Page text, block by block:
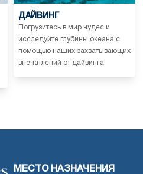
ДАЙВИНГ
Погрузитесь в мир чудес и
исследуйте глубины океана с
помощью наших захватывающих
впечатлений от дайвинга.
МЕСТО НАЗНАЧЕНИЯ